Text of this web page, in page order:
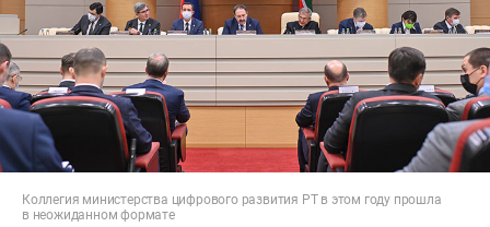
Коллегия министерства цифрового развития РТ в этом году прошла
в неожиданном формате